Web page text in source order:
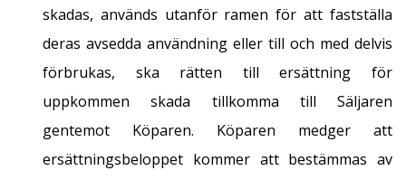
skadas, används utanför ramen för att fastställa
deras avsedda användning eller till och med delvis
förbrukas, ska rätten till ersättning för
uppkommen skada tillkomma till Säljaren
gentemot Köparen. Köparen medger att
ersättningsbeloppet kommer att bestämmas av